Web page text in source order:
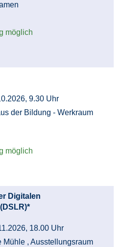
möglich
9.30 Uhr
der Bildung - Werkraum
möglich
Digitalen
18.00 Uhr
Mühle , Ausstellungsraum